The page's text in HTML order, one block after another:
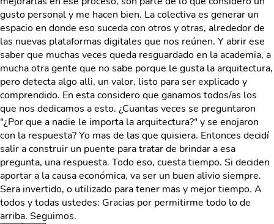
gusto personal y me hacen bien. La colectiva es generar un
espacio en donde eso suceda con otros y otras, alrededor de
las nuevas plataformas digitales que nos reúnen. Y abrir ese
saber que muchas veces queda resguardado en la academia, a
mucha otra gente que no sabe porque le gusta la arquitectura,
pero detecta algo alli, un valor, listo para ser explicado y
comprendido. En esta considero que ganamos todos/as los
que nos dedicamos a esto. ¿Cuantas veces se preguntaron
"¿Por que a nadie le importa la arquitectura?" y se enojaron
con la respuesta? Yo mas de las que quisiera. Entonces decidí
salir a construir un puente para tratar de brindar a esa
pregunta, una respuesta. Todo eso, cuesta tiempo. Si deciden
aportar a la causa económica, va ser un buen alivio siempre.
Sera invertido, o utilizado para tener mas y mejor tiempo. A
todos y todas ustedes: Gracias por permitirme todo lo de
arriba. Seguimos.